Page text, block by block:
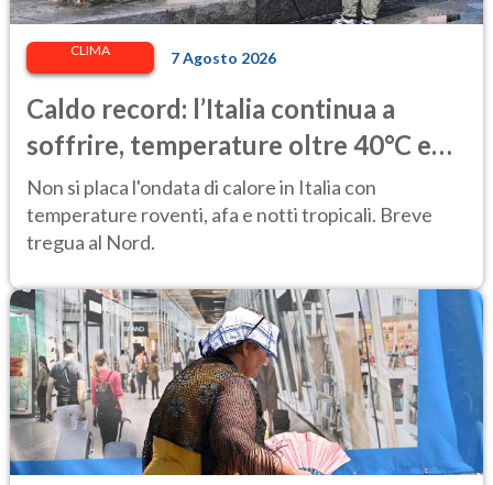
CLIMA 7 Agosto 2026
Caldo record: l’Italia continua a
soffrire, temperature oltre 40°C e
afa per altri 10 giorni
Non si placa l'ondata di calore in Italia con
temperature roventi, afa e notti tropicali. Breve
tregua al Nord.